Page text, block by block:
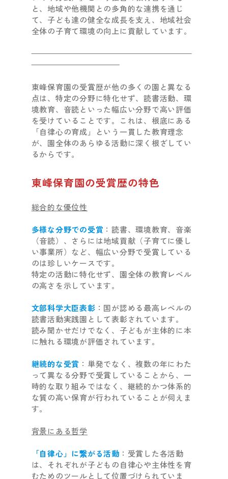
と、地域や他機関との多角的な連携を通じ
て、子ども達の健全な成長を支え、地域社会
全体の子育て環境の向上に貢献しています。
東峰保育園の受賞歴が他の多くの園と異なる
点は、特定の分野に特化せず、読書活動、環
境教育、音読といった幅広い分野で高い評価
を受けていることです。これは、根底にある
「自律心の育成」という一貫した教育理念
が、園全体のあらゆる活動に深く根ざしてい
るからです。
東峰保育園の受賞歴の特色
総合的な優位性
多様な分野での受賞 ：読書、環境教育、音楽
（音読）、さらには地域貢献（子育てに優し
い事業所）など、幅広い分野で受賞している
のは珍しいケースです。
特定の活動に特化せず、園全体の教育レベル
の高さを示しています。
文部科学大臣表彰 ：国が認める最高レベルの
読書活動実践園として表彰されています。
読み聞かせだけでなく、子どもが主体的に本
に触れる環境が評価されています。
継続的な受賞 ：単発でなく、複数の年にわた
って異なる分野で受賞していることから、一
時的な取り組みではなく、継続的かつ体系的
な質の高い保育が行われていることが伺えま
す。
背景にある哲学
「自律心」に繋がる活動 ：受賞した各活動
は、それぞれが子どもの自律心や主体性を育
むためのツールとして位置づけられていま